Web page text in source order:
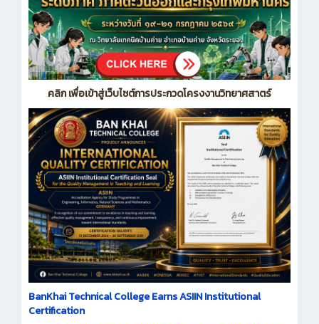
คลิก เพื่อเข้าสู่เว็บไซต์การประกวดโครงงานวิทยาศสาตร์
BanKhai Technical College Earns ASIIN Institutional
Certification